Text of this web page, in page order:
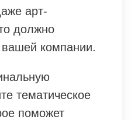
арт-
должно
вашей компании.
тематическое
поможет